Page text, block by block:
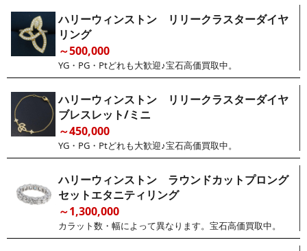
ハリーウィンストン リリークラスターダイヤ
リング
～500,000
YG・PG・Ptどれも大歓迎♪宝石高価買取中。
ハリーウィンストン リリークラスターダイヤ
ブレスレット/ミニ
～450,000
YG・PG・Ptどれも大歓迎♪宝石高価買取中。
ハリーウィンストン ラウンドカットプロング
セットエタニティリング
～1,300,000
カラット数・幅によって異なります。宝石高価買取中。